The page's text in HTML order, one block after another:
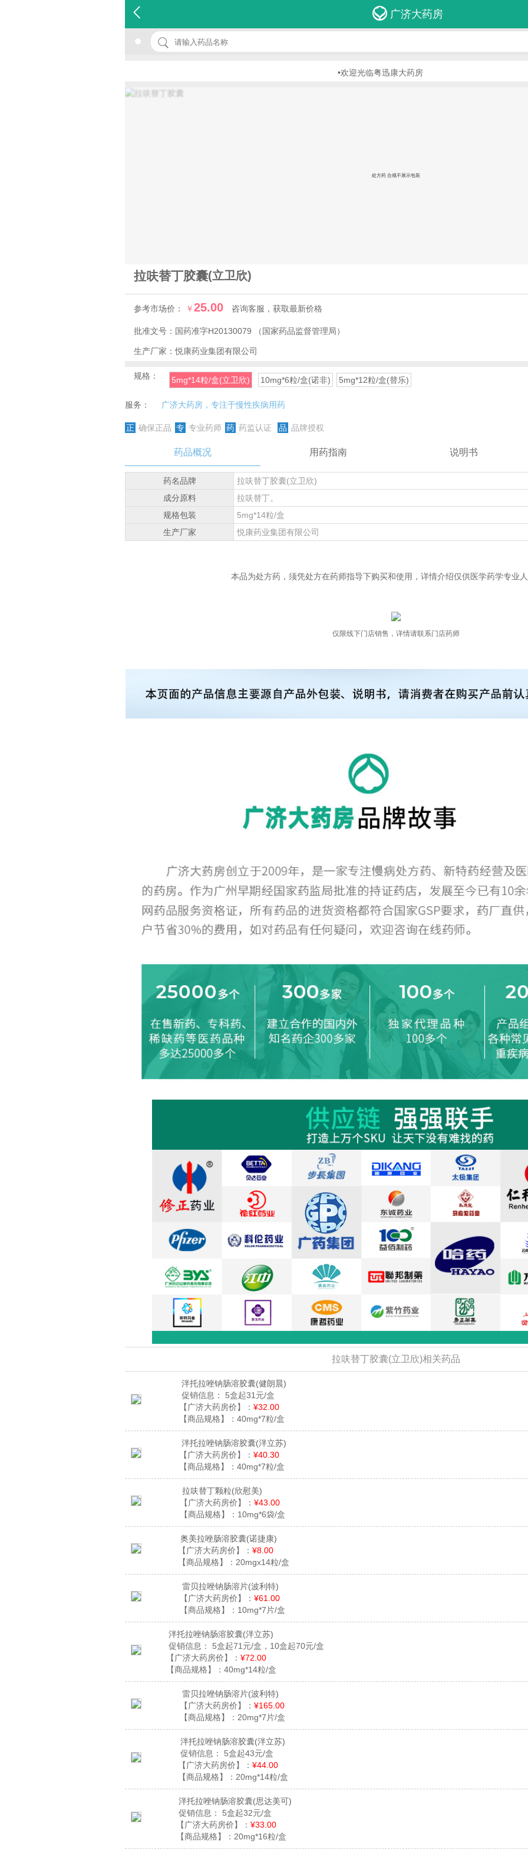
广济大药房
•欢迎光临粤迅康大药房
处方药 合规不展示包装
拉呋替丁胶囊(立卫欣)
参考市场价： ￥25.00 咨询客服，获取最新价格
批准文号： 国药准字H20130079 （国家药品监督管理局）
生产厂家： 悦康药业集团有限公司
规格： 5mg*14粒/盒(立卫欣) 10mg*6粒/盒(诺非) 5mg*12粒/盒(替乐)
服务： 广济大药房，专注于慢性疾病用药
正 确保正品 专 专业药师 药 药监认证 品 品牌授权
药品概况 用药指南 说明书
药名品牌
拉呋替丁胶囊(立卫欣)
成分原料
拉呋替丁。
规格包装
5mg*14粒/盒
生产厂家
悦康药业集团有限公司
本品为处方药，须凭处方在药师指导下购买和使用，详情介绍仅供医学药学专业
仅限线下门店销售，详情请联系门店药师
拉呋替丁胶囊(立卫欣)相关药品
泮托拉唑钠肠溶胶囊(健朗晨)
促销信息：
5盒起31元/盒
【广济大药房价】： ¥32.00
【商品规格】： 40mg*7粒/盒
泮托拉唑钠肠溶胶囊(泮立苏)
【广济大药房价】： ¥40.30
【商品规格】： 40mg*7粒/盒
拉呋替丁颗粒(欣慰美)
【广济大药房价】： ¥43.00
【商品规格】： 10mg*6袋/盒
奥美拉唑肠溶胶囊(诺捷康)
【广济大药房价】： ¥8.00
【商品规格】： 20mgx14粒/盒
雷贝拉唑钠肠溶片(波利特)
【广济大药房价】： ¥61.00
【商品规格】： 10mg*7片/盒
泮托拉唑钠肠溶胶囊(泮立苏)
促销信息：
5盒起71元/盒，10盒起70元/盒
【广济大药房价】： ¥72.00
【商品规格】： 40mg*14粒/盒
雷贝拉唑钠肠溶片(波利特)
【广济大药房价】： ¥165.00
【商品规格】： 20mg*7片/盒
泮托拉唑钠肠溶胶囊(泮立苏)
促销信息：
5盒起43元/盒
【广济大药房价】： ¥44.00
【商品规格】： 20mg*14粒/盒
泮托拉唑钠肠溶胶囊(思达美可)
促销信息：
5盒起32元/盒
【广济大药房价】： ¥33.00
【商品规格】： 20mg*16粒/盒